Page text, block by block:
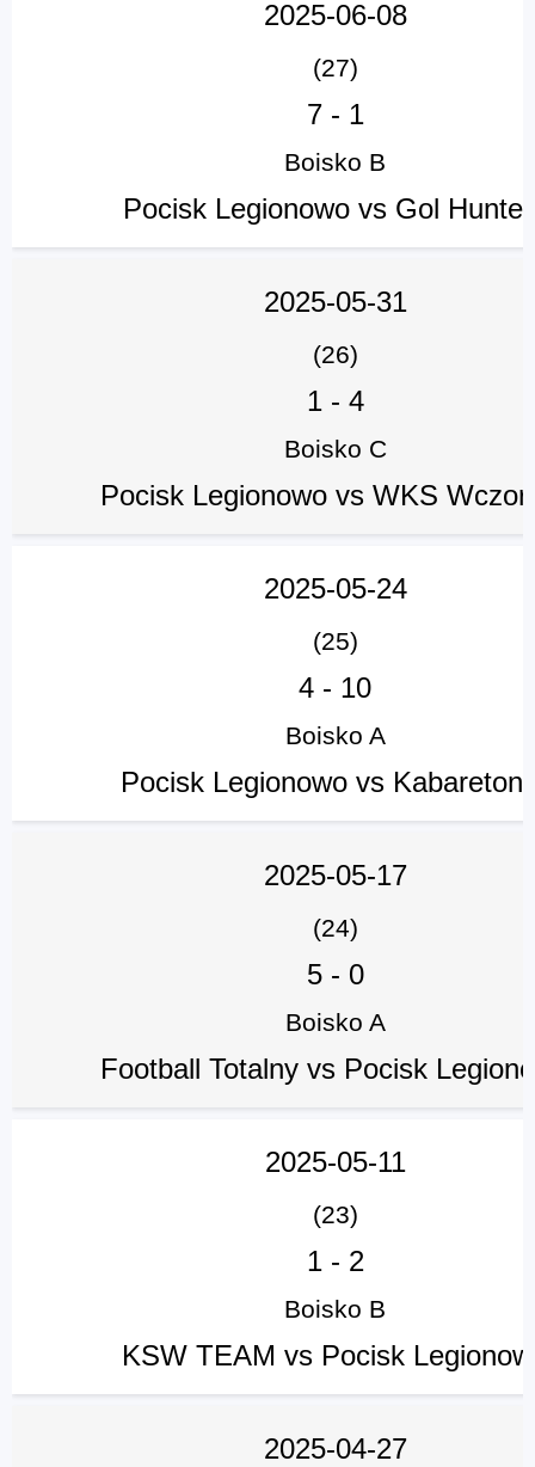
2025-06-08
(27)
7- 1
Boisko B
Pocisk Legionowo vs Gol
2025-05-31
(26)
1- 4
Boisko C
Pocisk Legionowo vs WKS
2025-05-24
(25)
4 - 10
Boisko A
Pocisk Legionowo vs Kabareton
2025-05-17
(24)
5- 0
Boisko A
Football Totalny vs Pocisk
2025-05-11
(23)
1- 2
Boisko B
KSW TEAM vs Pocisk
2025-04-27